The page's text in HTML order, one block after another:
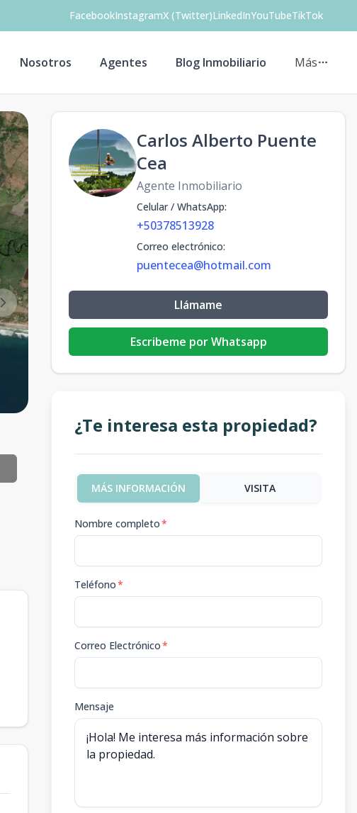
FacebookInstagramX (Twitter)LinkedInYouTubeTikTok
Nosotros Agentes Blog Inmobiliario Más
Carlos Alberto Puente
Cea
Agente Inmobiliario
Celular / WhatsApp:
+50378513928
Correo electrónico:
puentecea@hotmail.com
Llámame
Escribeme por Whatsapp
¿Te interesa esta propiedad?
MÁS INFORMACIÓN VISITA
Nombre completo*
Teléfono*
Correo Electrónico*
Mensaje